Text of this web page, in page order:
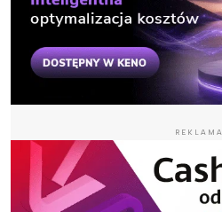
REKLAMA